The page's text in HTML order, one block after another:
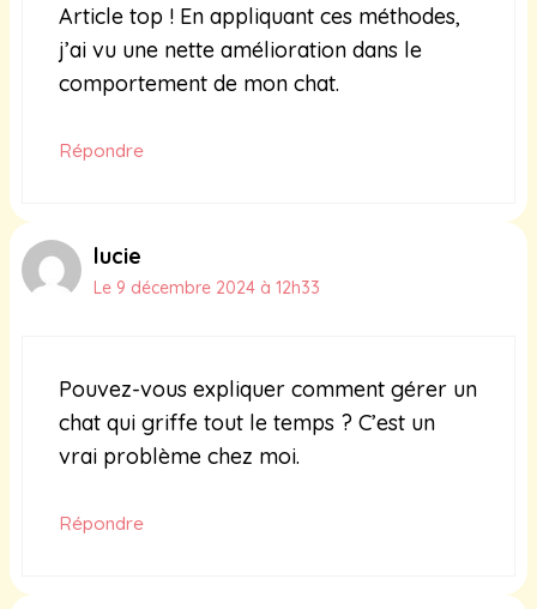
Article top ! En appliquant ces méthodes,
j’ai vu une nette amélioration dans le
comportement de mon chat.
Répondre
lucie
Le 9 décembre 2024 à 12h33
Pouvez-vous expliquer comment gérer un
chat qui griffe tout le temps ? C’est un
vrai problème chez moi.
Répondre